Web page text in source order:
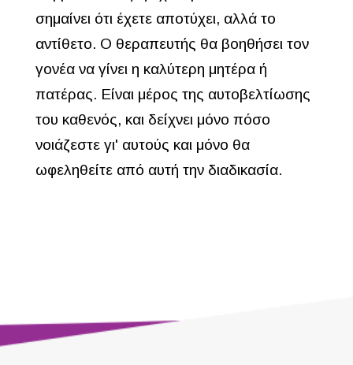
σημαίνει ότι έχετε αποτύχει, αλλά το
αντίθετο. Ο θεραπευτής θα βοηθήσει τον
γονέα να γίνει η καλύτερη μητέρα ή
πατέρας. Είναι μέρος της αυτοβελτίωσης
του καθενός, και δείχνει μόνο πόσο
νοιάζεστε γι' αυτούς και μόνο θα
ωφεληθείτε από αυτή την διαδικασία.